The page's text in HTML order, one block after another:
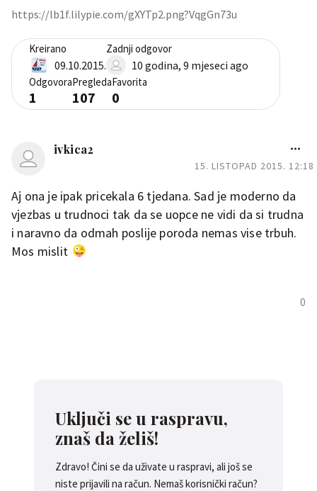
Kreirano
09.10.2015.
Zadnji odgovor
10 godina, 9 mjeseci ago
Odgovora
1
Pregleda
107
Favorita
0
https://lb1f.lilypie.com/gXYTp2.png?VqgGn73u
ivkica2
15. LISTOPAD 2015. 12:18
Aj ona je ipak pricekala 6 tjedana. Sad je moderno da
vjezbas u trudnoci tak da se uopce ne vidi da si trudna
i naravno da odmah poslije poroda nemas vise trbuh.
Mos mislit
0
Uključi se u raspravu,
znaš da želiš!
Zdravo! Čini se da uživate u raspravi, ali još se
niste prijavili na račun. Nemaš korisnički račun?